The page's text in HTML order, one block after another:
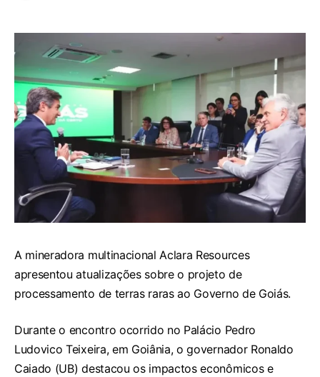
A mineradora multinacional Aclara Resources
apresentou atualizações sobre o projeto de
processamento de terras raras ao Governo de Goiás.
Durante o encontro ocorrido no Palácio Pedro
Ludovico Teixeira, em Goiânia, o governador Ronaldo
Caiado (UB) destacou os impactos econômicos e